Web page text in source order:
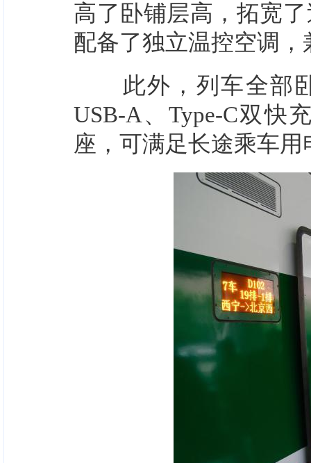
高了卧铺层高，拓宽
配备了独立温控空调
此外，列车全部卧
USB-A、Type-C双快
座，可满足长途乘车用